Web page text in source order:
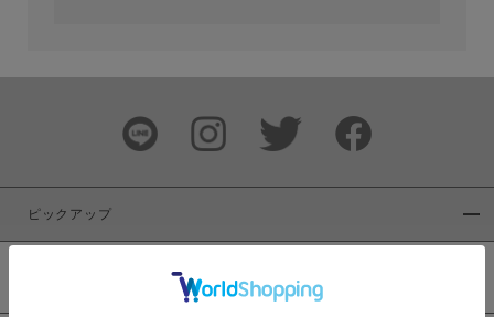
ブランド
ピックアップ